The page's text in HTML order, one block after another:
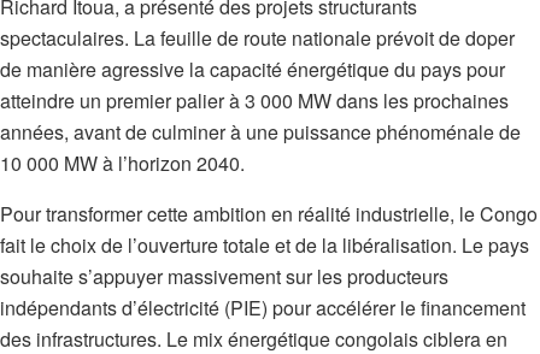
Richard Itoua, a présenté des projets structurants
spectaculaires. La feuille de route nationale prévoit de doper
de manière agressive la capacité énergétique du pays pour
atteindre un premier palier à 3 000 MW dans les prochaines
années, avant de culminer à une puissance phénoménale de
10 000 MW à l’horizon 2040.
Pour transformer cette ambition en réalité industrielle, le Congo
fait le choix de l’ouverture totale et de la libéralisation. Le pays
souhaite s’appuyer massivement sur les producteurs
indépendants d’électricité (PIE) pour accélérer le financement
des infrastructures. Le mix énergétique congolais ciblera en